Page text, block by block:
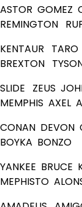
ASTOR GOMEZ
REMINGTON
KENTAUR TARO
BREXTON
SLIDE ZEUS
MEMPHIS AXEL
CONAN DEVON
BOYKA BONZO
YANKEE BRUCE
MEPHISTO